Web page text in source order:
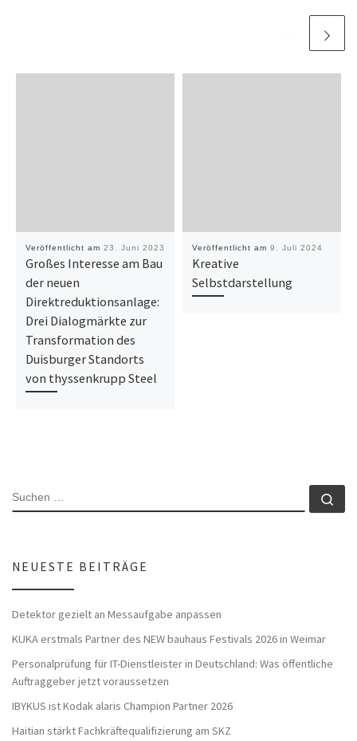
Veröffentlicht am 23. Juni 2023
Großes Interesse am Bau
der neuen
Direktreduktionsanlage:
Drei Dialogmärkte zur
Transformation des
Duisburger Standorts
von thyssenkrupp Steel
Veröffentlicht am 9. Juli 2024
Kreative
Selbstdarstellung
SUCHE
NEUESTE BEITRÄGE
Detektor gezielt an Messaufgabe anpassen
KUKA erstmals Partner des NEW bauhaus Festivals 2026 in Weimar
Personalprüfung für IT-Dienstleister in Deutschland: Was öffentliche
Auftraggeber jetzt voraussetzen
IBYKUS ist Kodak alaris Champion Partner 2026
Haitian stärkt Fachkräftequalifizierung am SKZ